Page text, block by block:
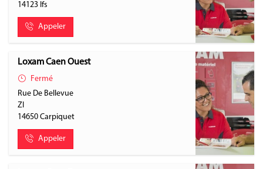
14123 Ifs
Appeler
Loxam Caen Ouest
Fermé
Rue De Bellevue
ZI
14650 Carpiquet
Appeler